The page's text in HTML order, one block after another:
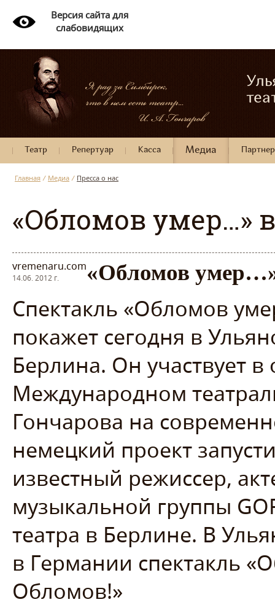
Версия сайта для
слабовидящих
Театр Репертуар Касса Медиа
Главная / Медиа / Пресса о нас
«Обломов умер…»
vremenaru.com
14.06. 2012 г. «Обломов
Спектакль «Обломов
покажет сегодня в
Берлина. Он участвует
Международном
Гончарова на
немецкий проект
известный режиссер,
музыкальной группы
театра в Берлине. В
в Германии спектакль
Обломов!»